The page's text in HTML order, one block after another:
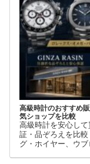
高級時計のおすすめ
気ショップを比較
高級時計を安心し
証・品ぞろえを比
グ・ホイヤー、ウ